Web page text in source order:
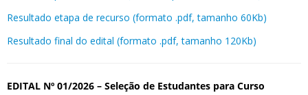
Resultado etapa de recurso (formato .pdf, tamanho 60Kb)
Resultado final do edital (formato .pdf, tamanho 120Kb)
EDITAL Nº 01/2026 – Seleção de Estudantes para Curso